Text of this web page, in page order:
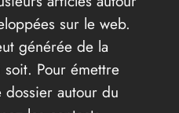
sur le web.
générée de la
Pour émettre
autour du